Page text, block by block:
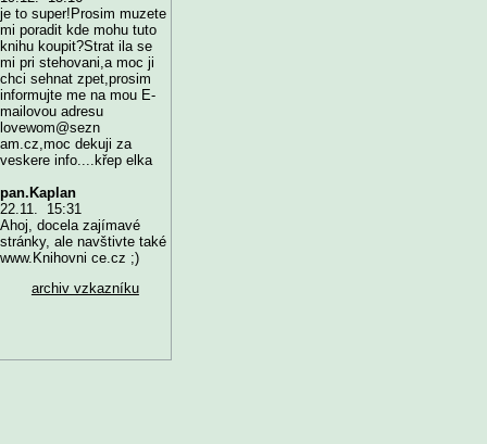
je to super!Prosim muzete
mi poradit kde mohu tuto
knihu koupit?Strat ila se
mi pri stehovani,a moc ji
chci sehnat zpet,prosim
informujte me na mou E-
mailovou adresu
lovewom@sezn
am.cz,moc dekuji za
veskere info....křep elka
pan.Kaplan
22.11. 15:31
Ahoj, docela zajímavé
stránky, ale navštivte také
www.Knihovni ce.cz ;)
archiv vzkazníku